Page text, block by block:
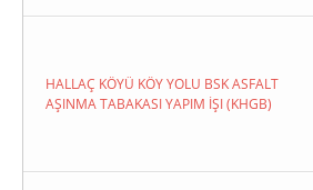
HALLAÇ KÖYÜ KÖY YOLU BSK ASFALT
AŞINMA TABAKASI YAPIM İŞI (KHGB)